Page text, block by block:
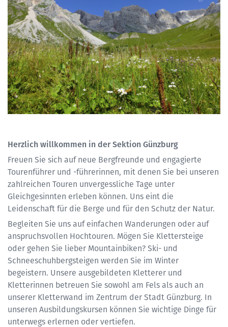
Herzlich willkommen in der Sektion Günzburg
Freuen Sie sich auf neue Bergfreunde und engagierte
Tourenführer und -führerinnen, mit denen Sie bei unseren
zahlreichen Touren unvergessliche Tage unter
Gleichgesinnten erleben können. Uns eint die
Leidenschaft für die Berge und für den Schutz der Natur.
Begleiten Sie uns auf einfachen Wanderungen oder auf
anspruchsvollen Hochtouren. Mögen Sie Klettersteige
oder gehen Sie lieber Mountainbiken? Ski- und
Schneeschuhbergsteigen werden Sie im Winter
begeistern. Unsere ausgebildeten Kletterer und
Kletterinnen betreuen Sie sowohl am Fels als auch an
unserer Kletterwand im Zentrum der Stadt Günzburg. In
unseren Ausbildungskursen können Sie wichtige Dinge für
unterwegs erlernen oder vertiefen.